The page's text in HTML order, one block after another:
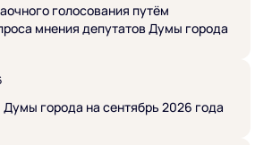
голосования путём
мнения депутатов Думы города
города на сентябрь 2026 года